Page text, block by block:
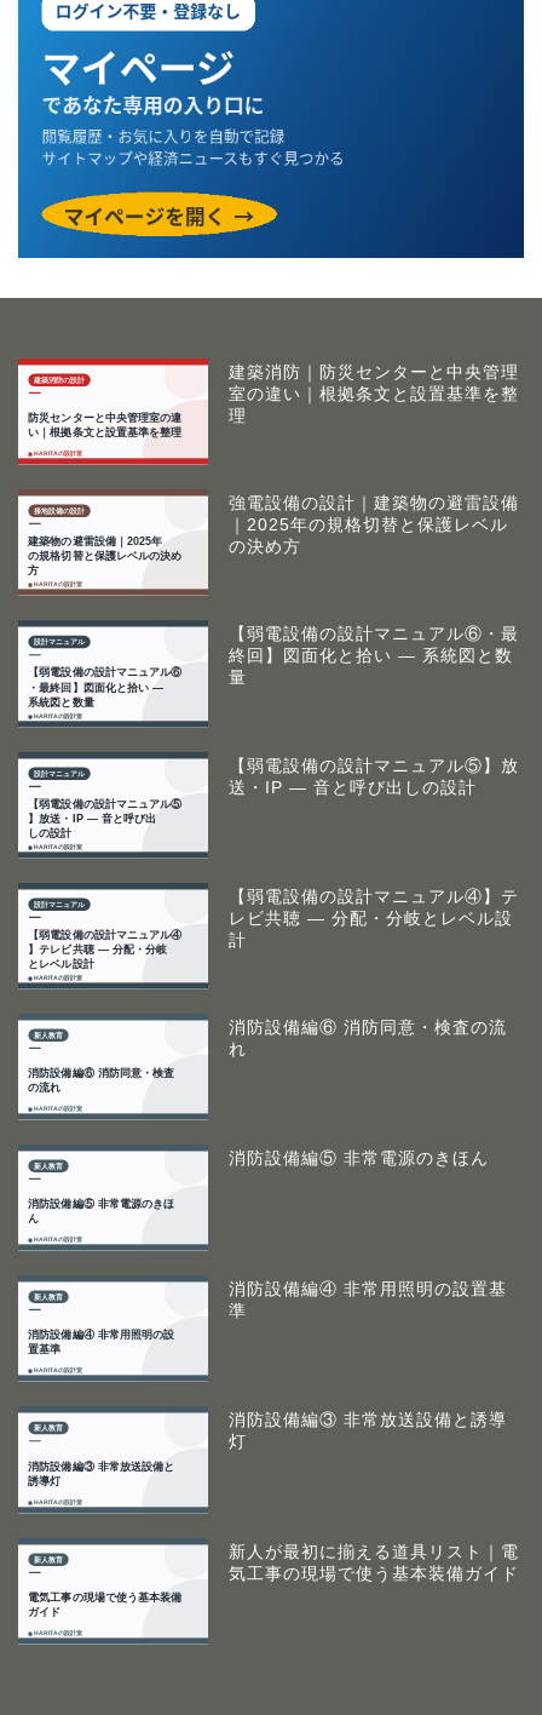
建築消防｜防災センターと中央管理
室の違い｜根拠条文と設置基準を整
理
強電設備の設計｜建築物の避雷設備
｜2025年の規格切替と保護レベル
の決め方
【弱電設備の設計マニュアル⑥・最
終回】図面化と拾い ― 系統図と数
量
【弱電設備の設計マニュアル⑤】放
送・IP ― 音と呼び出しの設計
【弱電設備の設計マニュアル④】テ
レビ共聴 ― 分配・分岐とレベル設
計
消防設備編⑥ 消防同意・検査の流
れ
消防設備編⑤ 非常電源のきほん
消防設備編④ 非常用照明の設置基
準
消防設備編③ 非常放送設備と誘導
灯
新人が最初に揃える道具リスト｜電
気工事の現場で使う基本装備ガイド